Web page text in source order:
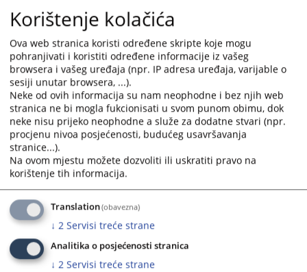
Press
the
question
mark
key
to
get
the
keyboard
shortcuts
for
changing
dates.
Press
the
question
mark
key
to
get
the
keyboard
shortcuts
for
changing
dates.
16.12.2025.
26.09.2025.
Izmjena-dopuna Plana javnih nabavki za 2025. godinu
01.09.2025.
Izmjena-dopuna Plana javnih nabavki za 2025. godinu
14.07.2025.
Izmjena-dopuna Plana javnih nabavki za 2025. godinu
26.02.2025.
31.01.2025.
Plan javnih nabavki za 2025.godinu
Korištenje kolačića
Ova web stranica koristi određene skripte koje mogu
pohranjivati i koristiti određene informacije iz vašeg
browsera i vašeg uređaja (npr. IP adresa uređaja, varijable o
sesiji unutar browsera, ...).
Neke od ovih informacija su nam neophodne i bez njih web
stranica ne bi mogla fukcionisati u svom punom obimu, dok
neke nisu prijeko neophodne a služe za dodatne stvari (npr.
procjenu nivoa posjećenosti, budućeg usavršavanja
stranice...).
Na ovom mjestu možete dozvoliti ili uskratiti pravo na
korištenje tih informacija.
Translation(obavezna)
↓ 2 Servisi treće strane
Analitika o posjećenosti stranica
↓ 2 Servisi treće strane